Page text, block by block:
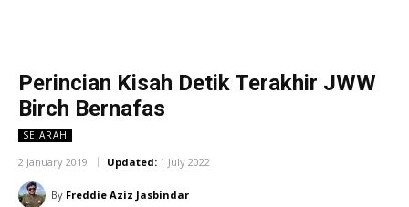
Perincian Kisah Detik Terakhir JWW
Birch Bernafas
SEJARAH
2 January 2019 Updated: 1 July 2022
By Freddie Aziz Jasbindar